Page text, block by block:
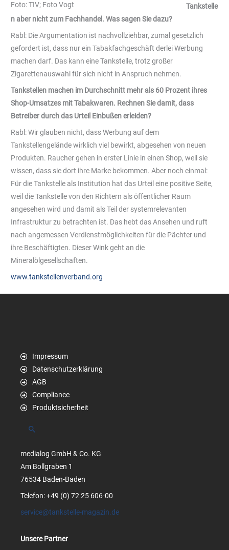
Foto: TIV; Foto Vogt
Tankstelle
n aber nicht zum Fachhandel. Was sagen Sie dazu?
Rabl: Die Argumentation ist nachvollziehbar, zumal gesetzlich
gefordert ist, dass nur ein Tabakfachgeschäft derlei Werbung
machen darf. Das kann eine Tankstelle, trotz großer
Zigarettenauswahl für sich nicht in Anspruch nehmen.
Tankstellen machen im Durchschnitt mehr als 60 Prozent ihres
Shop-Umsatzes mit Tabakwaren. Rechnen Sie damit, dass
Betreiber durch das Urteil Einbußen erleiden?
Rabl: Wir glauben nicht, dass Werbung auf dem
Tankstellengelände wirklich viel bewirkt, abgesehen von neuen
Produkten. Raucher gehen in erster Linie in einen Shop, weil sie
wissen, dass sie dort ihre Marke bekommen. Aber noch einmal:
Für die Tankstelle als Institution hat das Urteil eine positive Seite,
weil die Tankstelle von den Richtern als öffentlicher Raum
angesehen wird und damit als Teil der systemrelevanten
Infrastruktur zu betrachten ist. Das hebt das Ansehen und ruft
nach angemessen Verdienstmöglichkeiten für die Pächter und
ihre Beschäftigten. Dieser Wink geht an die
Mineralölgesellschaften.
www.tankstellenverband.org
Impressum
Datenschutzerklärung
AGB
Compliance
Produktsicherheit
Suchen
medialog GmbH & Co. KG
Am Bollgraben 1
76534 Baden-Baden
Telefon: +49 (0) 72 25 606-00
service@tankstelle-magazin.de
Unsere Partner